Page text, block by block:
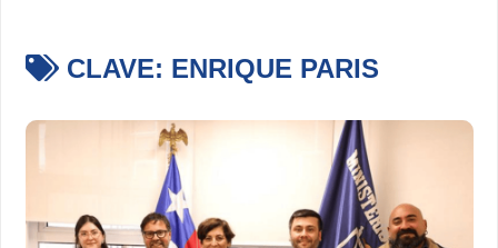
CLAVE: ENRIQUE PARIS